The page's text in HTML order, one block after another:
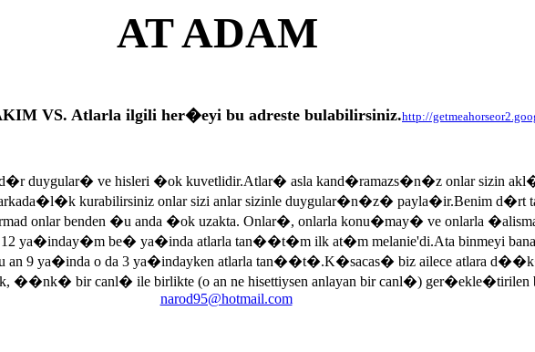
AT ADAM
VS. Atlarla ilgili her�eyi bu adreste bulabilirsiniz.http://
duygular� ve hisleri �ok kuvetlidir.Atlar� asla kand�ramazs�n�z onlar sizin
arkada�l�k kurabilirsiniz onlar sizi anlar sizinle duygular�n�z� payla�ir.Benim d�rt
onlar benden �u anda �ok uzakta. Onlar�, onlarla konu�may� ve onlarla
ya�inday�m be� ya�inda atlarla tan��t�m ilk at�m melanie'di.Ata binmeyi bana
an 9 ya�inda o da 3 ya�indayken atlarla tan��t�.K�sacas� biz ailece atlara
��nk� bir canl� ile birlikte (o an ne hisettiysen anlayan bir canl�) ger�ekle�tirilen
narod95@hotmail.com